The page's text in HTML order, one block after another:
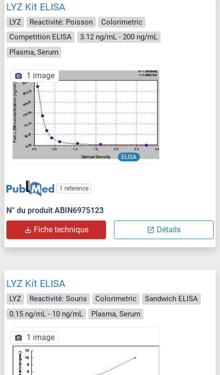
LYZ Kit ELISA
LYZ Reactivité: Poisson
Colorimetric
Competition ELISA
3.12 ng/mL - 200 ng/mL
Plasma, Serum
ELISA
1 image
1 reference
N° du produit ABIN6975123
Fiche technique Détails
LYZ Kit ELISA
LYZ Reactivité: Souris Colorimetric
Sandwich ELISA
0.15 ng/mL - 10 ng/mL
Plasma, Serum
1 image